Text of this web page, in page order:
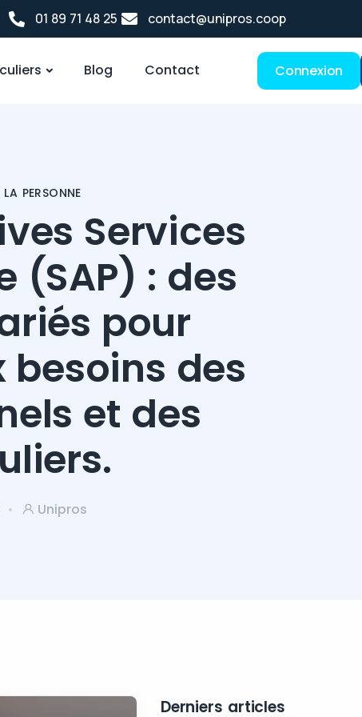
01 89 71 48 25 contact@unipros.coop
Blog Contact Connexion
PERSONNE
Services
(SAP) : des
pour
des
et des
Unipros
Derniers articles